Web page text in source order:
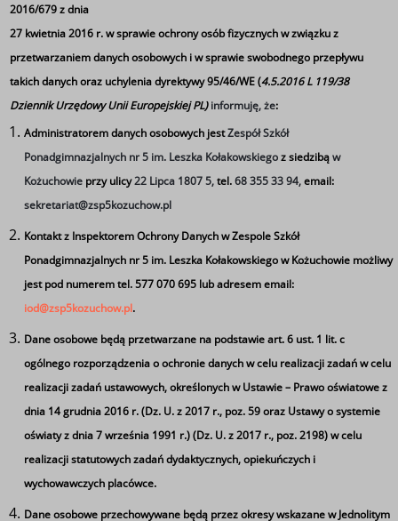
Pascala i o duchu jansenizmu, tłum. I. Kania, Kraków,
1994.
* Bergson, Wydawnictwo Naukowe PWN, Warszawa,
1997.
* Mini wykłady o maxi sprawach, Znak, Kraków, 2003,
(trzy serie w jednym tomie).
* 128 bardzo ładnych wierszy stworzonych przez 68
poetek i poetów polskich, Znak, Kraków, 2003, (wybór
dokonany przez Leszka Kołakowskiego).
* O co nas pytają wielcy filozofowie. Seria I, Znak, Kraków,
* Wśród znajomych. O różnych ludziach mądrych,
zacnych, interesujących i o tym, jak czasy swoje urabiali,
Znak, Kraków, 2004 .ISBN 83-240-0500-5
* Czy Pan Bóg jest szczęśliwy i inne pytania, Znak,
Kraków, 2009.
* Sen, G+J RBA, National Geographic, fotografie Judyta
Papp 2009.
o "Pytania prof. Leszka Kołakowskiego"
2016/679 z dnia
27 kwietnia 2016 r. w sprawie ochrony osób fizycznych w związku z
przetwarzaniem danych osobowych i w sprawie swobodnego przepływu
takich danych oraz uchylenia dyrektywy 95/46/WE (4.5.2016 L 119/38
Dziennik Urzędowy Unii Europejskiej PL)informuję, że:
Administratorem danych osobowych jestZespół Szkół
Ponadgimnazjalnych nr 5 im. Leszka Kołakowskiegoz siedzibąw
Kożuchowie przy ulicy22 Lipca 1807 5,tel.68 355 33 94,email:
sekretariat@zsp5kozuchow.pl
Kontakt z Inspektorem Ochrony Danych w Zespole Szkół
Ponadgimnazjalnych nr 5 im. Leszka Kołakowskiego w Kożuchowie możliwy
jest pod numerem tel. 577 070 695 lub adresem email:
iod@zsp5kozuchow.pl.
Dane osobowe będą przetwarzane na podstawie art. 6 ust. 1 lit. c
ogólnego rozporządzenia o ochronie danych w celu realizacji zadań w celu
realizacji zadań ustawowych, określonych w Ustawie – Prawo oświatowe z
dnia 14 grudnia 2016 r. (Dz. U. z 2017 r., poz. 59 oraz Ustawy o systemie
oświaty z dnia 7 września 1991 r.) (Dz. U. z 2017 r., poz. 2198) w celu
realizacji statutowych zadań dydaktycznych, opiekuńczych i
wychowawczych placówce.
Dane osobowe przechowywane będą przez okresy wskazane w Jednolitym